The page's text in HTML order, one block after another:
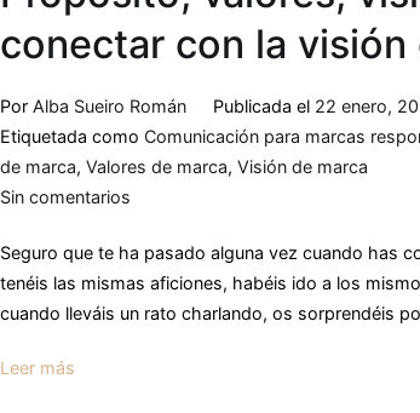
conectar con la
Por Alba Sueiro Román Publicada el 22 enero,
Etiquetada como Comunicación para marcas
de marca, Valores de marca, Visión de marca
Sin comentarios
Seguro que te ha pasado alguna vez cuando has
tenéis las mismas aficiones, habéis ido a los
cuando lleváis un rato charlando, os sorprendéis
Leer más